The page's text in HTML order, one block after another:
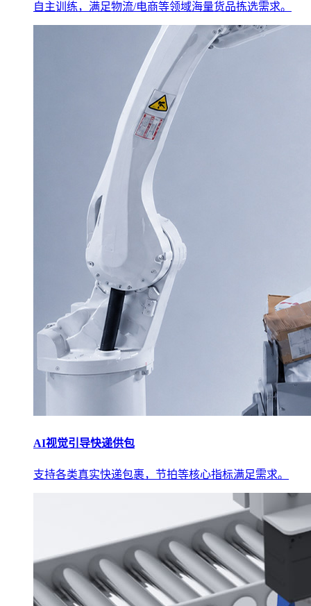
自主训练，满足物流/电商等领域海量货品拣选需求。
AI视觉引导快递供包
支持各类真实快递包裹，节拍等核心指标满足需求。